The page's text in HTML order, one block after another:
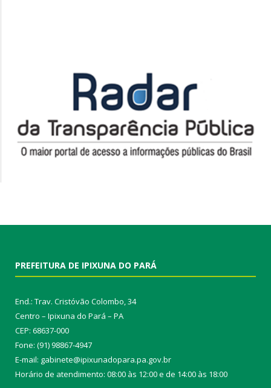
PREFEITURA DE IPIXUNA DO PARÁ
End.: Trav. Cristóvão Colombo, 34
Centro – Ipixuna do Pará – PA
CEP: 68637-000
Fone: (91) 98867-4947
E-mail: gabinete@ipixunadopara.pa.gov.br
Horário de atendimento: 08:00 às 12:00 e de 14:00 às 18:00